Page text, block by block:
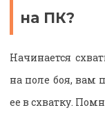
на ПК?
Начинается
на поле боя, вам
ее в схватку.